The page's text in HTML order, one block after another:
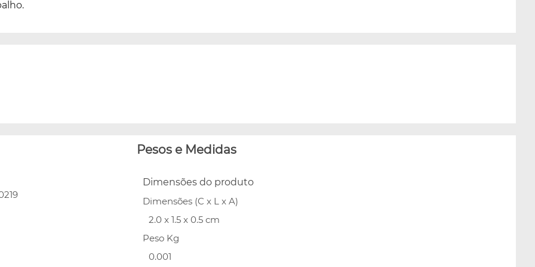
Pesos e Medidas
Dimensões do produto
Dimensões (C x L x A)
2.0 x 1.5 x 0.5 cm
Peso Kg
0.001